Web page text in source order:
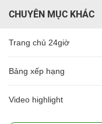
CHUYÊN MỤC KHÁC
Trang chủ 24giờ
Bảng xếp hạng
Video highlight